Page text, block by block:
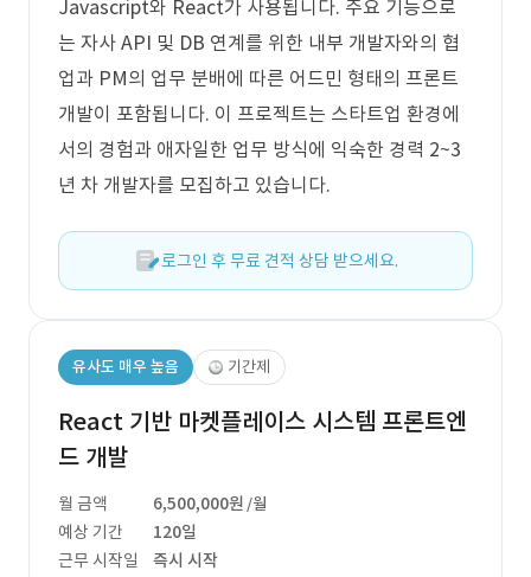
Javascript와 React가 사용됩니다. 주요 기능으로
는 자사 API 및 DB 연계를 위한 내부 개발자와의 협
업과 PM의 업무 분배에 따른 어드민 형태의 프론트
개발이 포함됩니다. 이 프로젝트는 스타트업 환경에
서의 경험과 애자일한 업무 방식에 익숙한 경력 2~3
년 차 개발자를 모집하고 있습니다.
로그인 후 무료 견적 상담 받으세요.
유사도 매우 높음 기간제
React 기반 마켓플레이스 시스템 프론트엔
드 개발
월 금액 6,500,000원 /월
예상 기간
120일
근무 시작일
즉시 시작